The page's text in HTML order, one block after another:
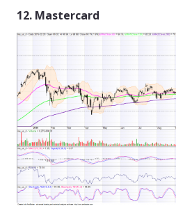
12. Mastercard